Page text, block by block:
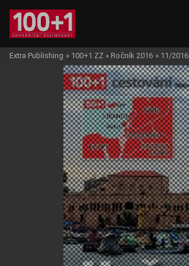
Extra Publishing » 100+1 ZZ » Ročník 2016 » 11/2016